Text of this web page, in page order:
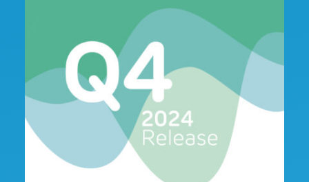
Audio Analyzer Österreich:
Zahlen zum
Nutzungsverhalten im 4.
Quartal 2024